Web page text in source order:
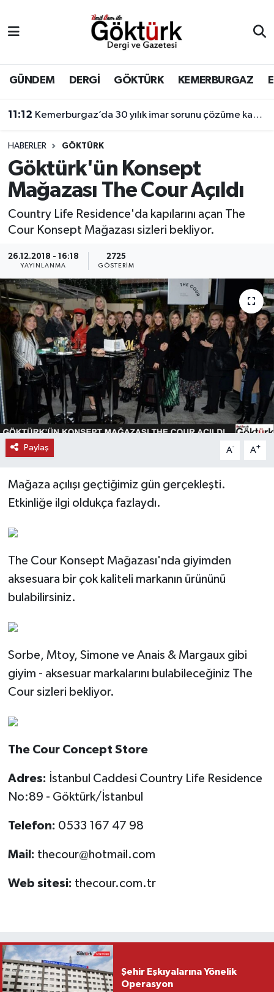
GÜNDEM DERGİ GÖKTÜRK KEMERBURGAZ
11:12 Kemerburgaz’da 30 yılık imar sorunu çözüme kavuşuyor
HABERLER GÖKTÜRK
Göktürk'ün Konsept
Mağazası The Cour Açıldı
Country Life Residence'da kapılarını açan The
Cour Konsept Mağazası sizleri bekliyor.
26.12.2018 - 16:18
YAYINLANMA
2725
GÖSTERIM
Paylaş A- A+
Mağaza açılışı geçtiğimiz gün gerçekleşti.
Etkinliğe ilgi oldukça fazlaydı.
The Cour Konsept Mağazası'nda giyimden
aksesuara bir çok kaliteli markanın ürününü
bulabilirsiniz.
Sorbe, Mtoy, Simone ve Anais & Margaux gibi
giyim - aksesuar markalarını bulabileceğiniz The
Cour sizleri bekliyor.
The Cour Concept Store
Adres: İstanbul Caddesi Country Life Residence
No:89 - Göktürk/İstanbul
Telefon: 0533 167 47 98
Mail: thecour@hotmail.com
Web sitesi: thecour.com.tr
Şehir Eşkıyalarına Yönelik
Operasyon
BİLİM
DERGİ
DÜNYA
EĞİTİM
EKONOMİ
GÖKTÜRK
GÜNDEM
KEMERBURGAZ
KÜLTÜR - SANAT
MAGAZİN
ÖZEL HABER
SAĞLIK
SPOR
TEKNOLOJİ
Eyüpsultan Hava Durumu
Eyüpsultan Trafik Yoğunluk Haritası
Süper Lig Puan Durumu ve Fikstür
Tüm Manşetler
Son Dakika Haberleri
Haber Arşivi